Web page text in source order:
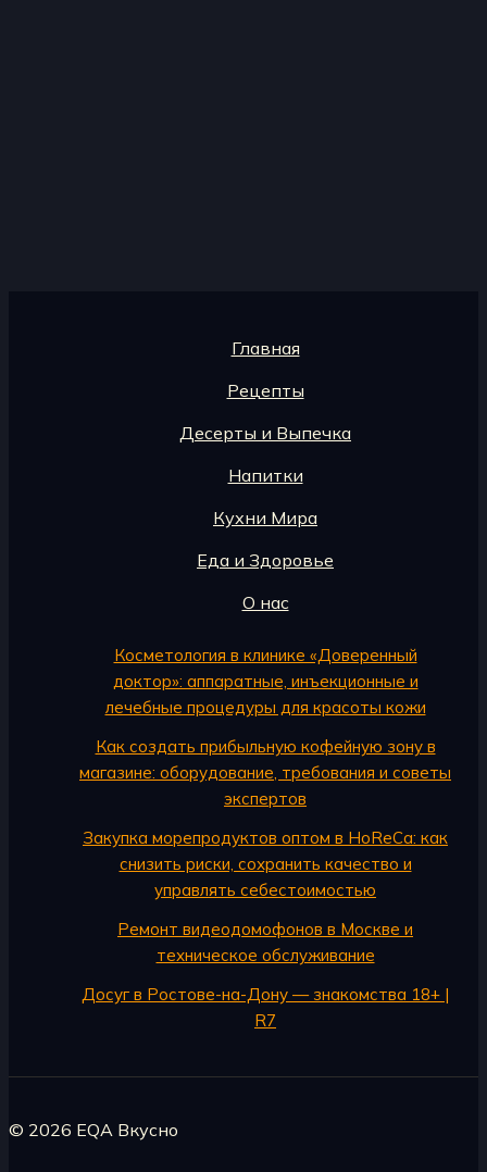
Главная
Рецепты
Десерты и Выпечка
Напитки
Кухни Мира
Еда и Здоровье
О нас
Косметология в клинике «Доверенный
доктор»: аппаратные, инъекционные и
лечебные процедуры для красоты кожи
Как создать прибыльную кофейную зону в
магазине: оборудование, требования и советы
экспертов
Закупка морепродуктов оптом в HoReCa: как
снизить риски, сохранить качество и
управлять себестоимостью
Ремонт видеодомофонов в Москве и
техническое обслуживание
Досуг в Ростове-на-Дону — знакомства 18+ |
R7
© 2026 EQA Вкусно